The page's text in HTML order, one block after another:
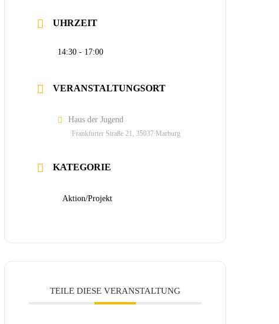
UHRZEIT
14:30 - 17:00
VERANSTALTUNGSORT
Haus der Jugend
Frankfurter Straße 21, 35037 Marburg
KATEGORIE
Aktion/Projekt
TEILE DIESE VERANSTALTUNG